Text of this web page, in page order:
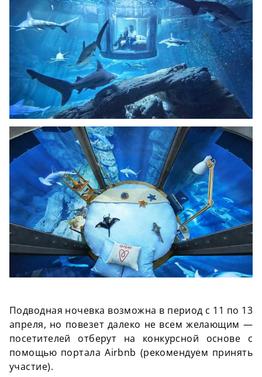
Подводная ночевка возможна в период с 11 по 13
апреля, но повезет далеко не всем желающим —
посетителей отберут на конкурсной основе с
помощью портала Airbnb (рекомендуем принять
участие).